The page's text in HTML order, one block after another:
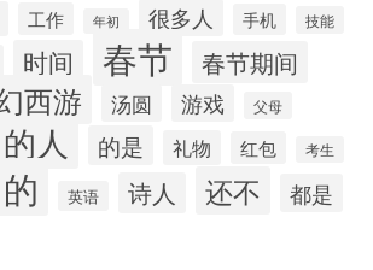
工作 年初 很多人 手机 技能
时间 春节 春节期间
西游 汤圆 游戏 父母
的人 的是 礼物 红包 考生
英语 诗人 还不 都是